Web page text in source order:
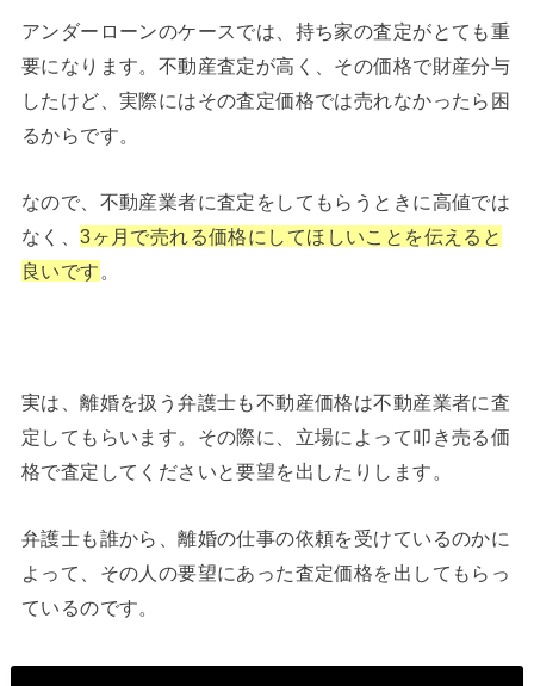
アンダーローンのケースでは、持ち家の査定がとても重
要になります。不動産査定が高く、その価格で財産分与
したけど、実際にはその査定価格では売れなかったら困
るからです。
なので、不動産業者に査定をしてもらうときに高値では
なく、3ヶ月で売れる価格にしてほしいことを伝えると
良いです 。
実は、離婚を扱う弁護士も不動産価格は不動産業者に査
定してもらいます。その際に、立場によって叩き売る価
格で査定してくださいと要望を出したりします。
弁護士も誰から、離婚の仕事の依頼を受けているのかに
よって、その人の要望にあった査定価格を出してもらっ
ているのです。